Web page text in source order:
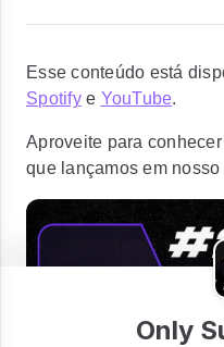
Esse conteúdo está
Spotifye YouTube.
Aproveite para
que lançamos em
Only